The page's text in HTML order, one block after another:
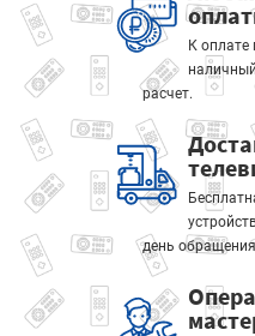
К оплате
расчет.
день